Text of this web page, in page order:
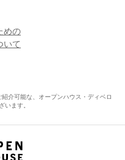
めの
いて
介可能な、オープンハウス・ディベロ
います。